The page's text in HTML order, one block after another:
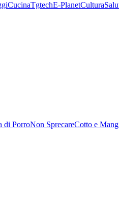
CucinaTgtechE-PlanetCultura
di PorroNon SprecareCotto e